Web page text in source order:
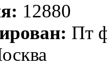
12880
Пт